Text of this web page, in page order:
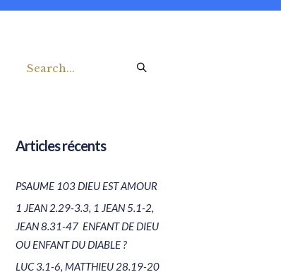
Articles récents
PSAUME 103 DIEU EST AMOUR
1 JEAN 2.29-3.3, 1 JEAN 5.1-2,
JEAN 8.31-47 ENFANT DE DIEU
OU ENFANT DU DIABLE ?
LUC 3.1-6, MATTHIEU 28.19-20